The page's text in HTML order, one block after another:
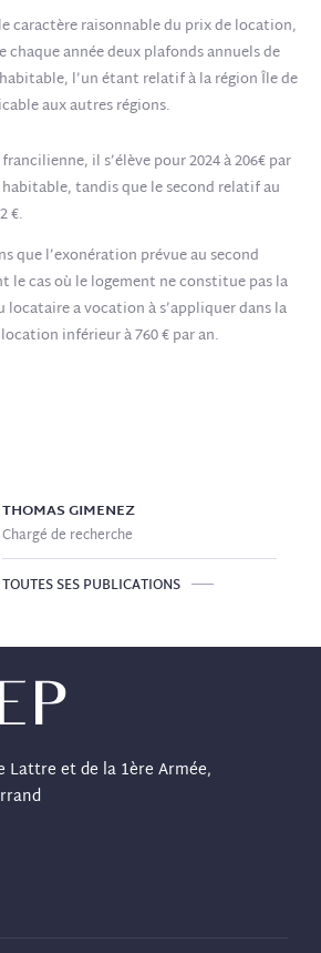
caractère raisonnable du prix de location,
année deux plafonds annuels de
l’un étant relatif à la région Île de
aux autres régions.
il s’élève pour 2024 à 206€ par
tandis que le second relatif au
€.
que l’exonération prévue au second
le cas où le logement ne constitue pas la
a vocation à s’appliquer dans la
inférieur à 760 € par an.
THOMASGIMENEZ
Chargé de recherche
TOUTES SES PUBLICATIONS
Lattre et de la 1ère Armée,